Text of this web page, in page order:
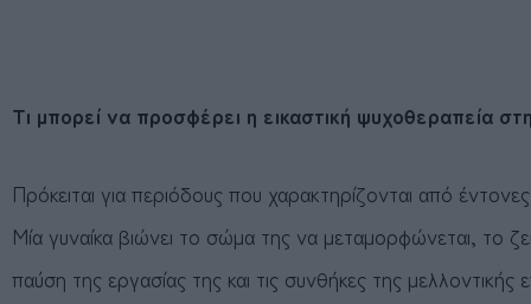
Τι μπορεί να προσφέρει η εικαστική ψυχοθεραπεία
Πρόκειται για περιόδους που χαρακτηρίζονται από
Μία γυναίκα βιώνει το σώμα της να μεταμορφώνεται, το
παύση της εργασίας της και τις συνθήκες της μελλοντικής